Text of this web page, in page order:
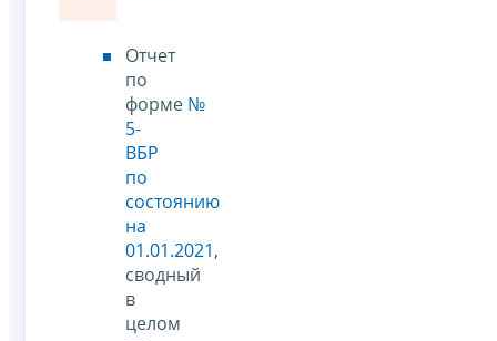
Отчет
по
форме №
5-
ВБР
по
состоянию
на
01.01.2021,
сводный
в
целом